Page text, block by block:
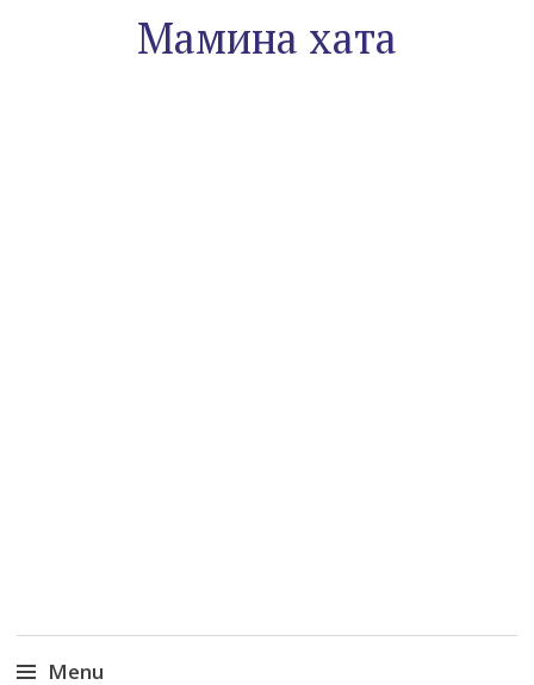
Мамина хата
Menu